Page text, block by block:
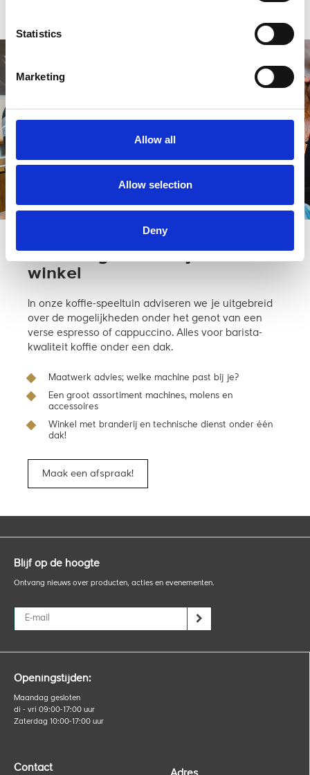
Statistics
Marketing
Allow all
Allow selection
Deny
Kom langs en bekijk ‘m in de
winkel
In onze koffie-speeltuin adviseren we je uitgebreid
over de mogelijkheden onder het genot van een
verse espresso of cappuccino. Alles voor barista-
kwaliteit koffie onder een dak.
Maatwerk advies; welke machine past bij je?
Een groot assortiment machines, molens en
accessoires
Winkel met branderij en technische dienst onder één
dak!
Maak een afspraak!
Openingstijden:
Maandag gesloten
di - vri 09:00-17:00 uur
Zaterdag 10:00-17:00 uur
Contact
Blijf op de hoogte
Ontvang nieuws over producten, acties en evenementen.